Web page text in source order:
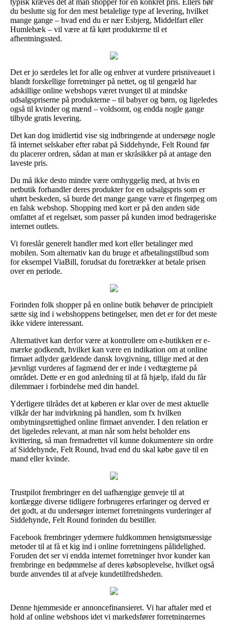
du beslutte sig for den mest betalelige type af levering, hvilket
mange gange – hvad end du er nær Esbjerg, Middelfart eller
Humlebæk – vil være at få kørt produkterne til et
afhentningssted.
Det er jo særdeles let for alle og enhver at vurdere prisniveauet i
blandt forskellige forretninger på nettet, og til gengæld har
adskillige online webshops været tvunget til at mindske
udsalgspriserne på produkterne – til babyer og børn, og ligeledes
også til kvinder og mænd – voldsomt, og endda nogle gange
tilbyde gratis levering.
Det kan dog imidlertid vise sig indbringende at undersøge nogle
få internet selskaber efter rabat på Siddehynde, Felt Round før
du placerer ordren, sådan at man er skråsikker på at antage den
laveste pris.
Du må ikke desto mindre være omhyggelig med, at hvis en
netbutik forhandler deres produkter for en udsalgspris som er
uhørt beskeden, så burde det mange gange være et fingerpeg om
en falsk webshop. Shopping med kort er på den anden side
omfattet af et regelsæt, som passer på kunden imod bedrageriske
internet outlets.
Vi foreslår generelt handler med kort eller betalinger med
mobilen. Som alternativ kan du bruge et afbetalingstilbud som
for eksempel ViaBill, forudsat du foretrækker at betale prisen
over en periode.
Forinden folk shopper på en online butik behøver de principielt
sætte sig ind i webshoppens betingelser, men det er for det meste
ikke videre interessant.
Alternativet kan derfor være at kontrollere om e-butikken er e-
mærke godkendt, hvilket kan være en indikation om at online
firmaet adlyder gældende dansk lovgivning, tillige med at den
jævnligt vurderes af fagmænd der er inde i vedtægterne på
området. Dette er en god anledning til at få hjælp, ifald du får
dilemmaer i forbindelse med din handel.
Yderligere tilrådes det at køberen er klar over de mest aktuelle
vilkår der har indvirkning på handlen, som fx hvilken
ombytningsrettighed online firmaet anvender. I den relation er
det ligeledes relevant, at man når som helst beholder ens
kvittering, så man fremadrettet vil kunne dokumentere sin ordre
af Siddehynde, Felt Round, hvad end du skal købe gave til en
mand eller kvinde.
Trustpilot frembringer en del uafhængige genveje til at
kortlægge diverse tidligere forbrugeres erfaringer og derved er
det godt, at du undersøger internet forretningens vurderinger af
Siddehynde, Felt Round forinden du bestiller.
Facebook frembringer ydermere fuldkommen hensigtsmæssige
metoder til at få et kig ind i online forretningens pålidelighed.
Foruden det ser vi endda internet forretninger hvor kunder kan
frembringe en bedømmelse af deres købsoplevelse, hvilket også
burde anvendes til at afveje kundetilfredsheden.
Denne hjemmeside er annoncefinansieret. Vi har aftaler med et
hold af online webshops idet vi markedsfører forretningernes